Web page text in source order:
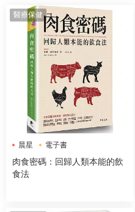
醫療保健
晨星 電子書
肉食密碼：回歸人類本能的飲
食法